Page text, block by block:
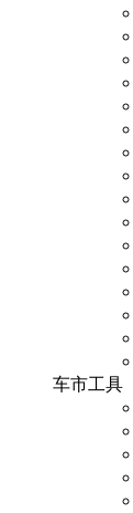
车市工具